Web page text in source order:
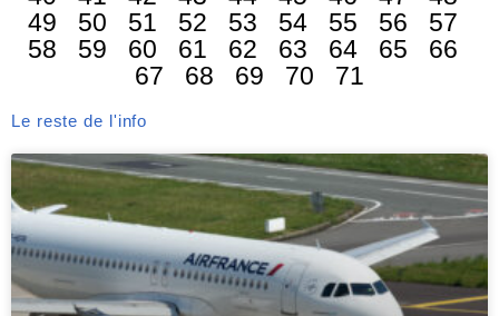
49
50 51 52 53 54 55 56
57
58
59 60 61 62 63 64 65
66
67
68 69 70 71
Le reste de l'info